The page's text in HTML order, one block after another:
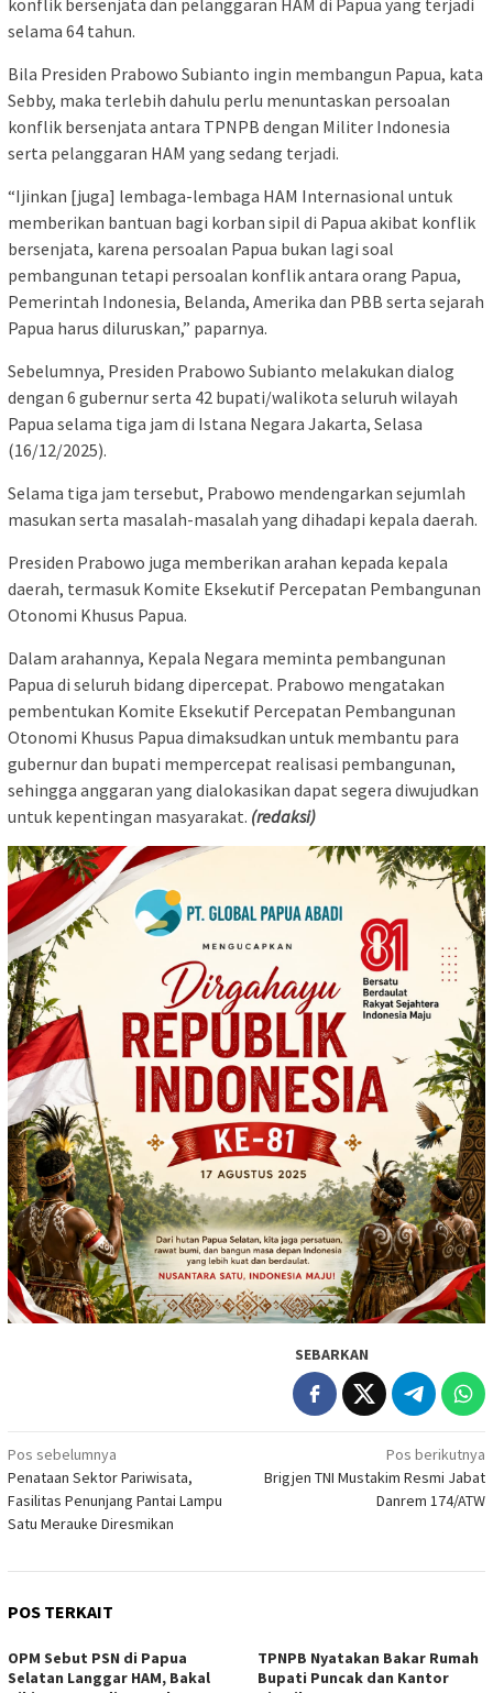
selama 64 tahun.
Bila Presiden Prabowo Subianto ingin membangun Papua, kata
Sebby, maka terlebih dahulu perlu menuntaskan persoalan
konflik bersenjata antara TPNPB dengan Militer Indonesia
serta pelanggaran HAM yang sedang terjadi.
“Ijinkan [juga] lembaga-lembaga HAM Internasional untuk
memberikan bantuan bagi korban sipil di Papua akibat konflik
bersenjata, karena persoalan Papua bukan lagi soal
pembangunan tetapi persoalan konflik antara orang Papua,
Pemerintah Indonesia, Belanda, Amerika dan PBB serta sejarah
Papua harus diluruskan,” paparnya.
Sebelumnya, Presiden Prabowo Subianto melakukan dialog
dengan 6 gubernur serta 42 bupati/walikota seluruh wilayah
Papua selama tiga jam di Istana Negara Jakarta, Selasa
(16/12/2025).
Selama tiga jam tersebut, Prabowo mendengarkan sejumlah
masukan serta masalah-masalah yang dihadapi kepala daerah.
Presiden Prabowo juga memberikan arahan kepada kepala
daerah, termasuk Komite Eksekutif Percepatan Pembangunan
Otonomi Khusus Papua.
Dalam arahannya, Kepala Negara meminta pembangunan
Papua di seluruh bidang dipercepat. Prabowo mengatakan
pembentukan Komite Eksekutif Percepatan Pembangunan
Otonomi Khusus Papua dimaksudkan untuk membantu para
gubernur dan bupati mempercepat realisasi pembangunan,
sehingga anggaran yang dialokasikan dapat segera diwujudkan
untuk kepentingan masyarakat. (redaksi)
SEBARKAN
Navigasi
pos
Pos sebelumnya
Penataan Sektor Pariwisata,
Fasilitas Penunjang Pantai Lampu
Satu Merauke Diresmikan
Pos berikutnya
Brigjen TNI Mustakim Resmi Jabat
Danrem 174/ATW
POS TERKAIT
OPM Sebut PSN di Papua
Selatan Langgar HAM, Bakal
TPNPB Nyatakan Bakar Rumah
Bupati Puncak dan Kantor